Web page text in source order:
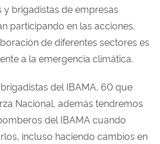
brigadistas de empresas
participando en las acciones.
de diferentes sectores es
a la emergencia climática.
del IBAMA, 60 que
Nacional, además tendremos
del IBAMA cuando
incluso haciendo cambios en